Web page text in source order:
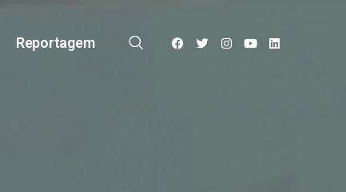
Reportagem